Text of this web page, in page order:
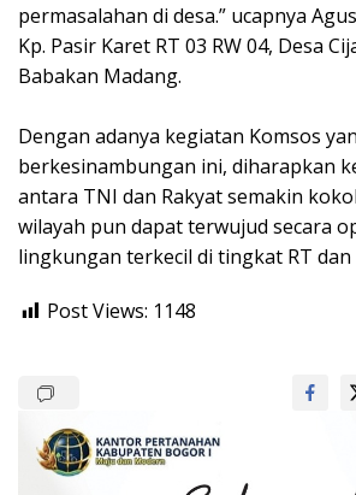
permasalahan di desa.” ucapnya
Kp. Pasir Karet RT 03 RW 04, Desa
Babakan Madang.
Dengan adanya kegiatan Komsos
berkesinambungan ini, diharapkan
antara TNI dan Rakyat semakin
wilayah pun dapat terwujud secara
lingkungan terkecil di tingkat RT dan
Post Views: 1148